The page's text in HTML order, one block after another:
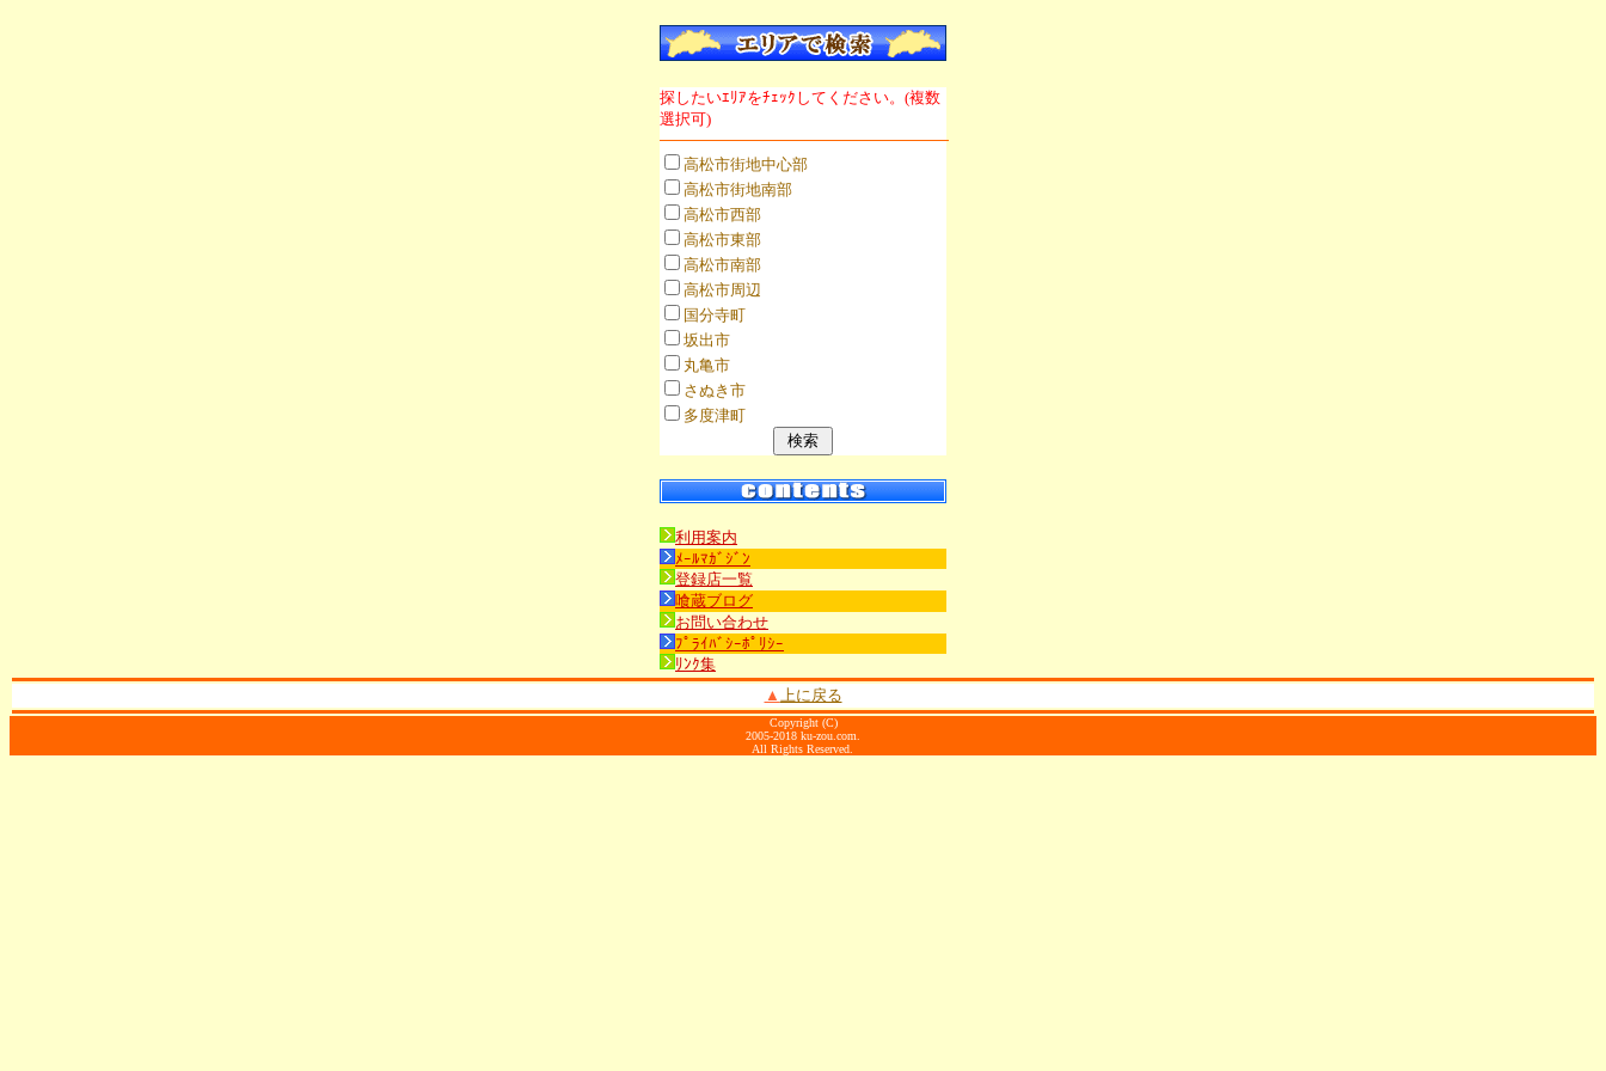
探したいｴﾘｱをﾁｪｯｸしてください。(複数
選択可)
高松市街地中心部
高松市街地南部
高松市西部
高松市東部
高松市南部
高松市周辺
国分寺町
坂出市
丸亀市
さぬき市
多度津町
利用案内
ﾒｰﾙﾏｶﾞｼﾞﾝ
登録店一覧
喰蔵ブログ
お問い合わせ
ﾌﾟﾗｲﾊﾞｼｰﾎﾟﾘｼｰ
ﾘﾝｸ集
▲ 上に戻る
Copyright (C)
2005-2018 ku-zou.com.
All Rights Reserved.